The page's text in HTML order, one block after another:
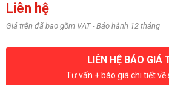
Liên hệ
Giá trên đã bao gồm VAT - Bảo hành 12 tháng
LIÊN HỆ BÁO GIÁ
Tư vấn + báo giá chi tiết về